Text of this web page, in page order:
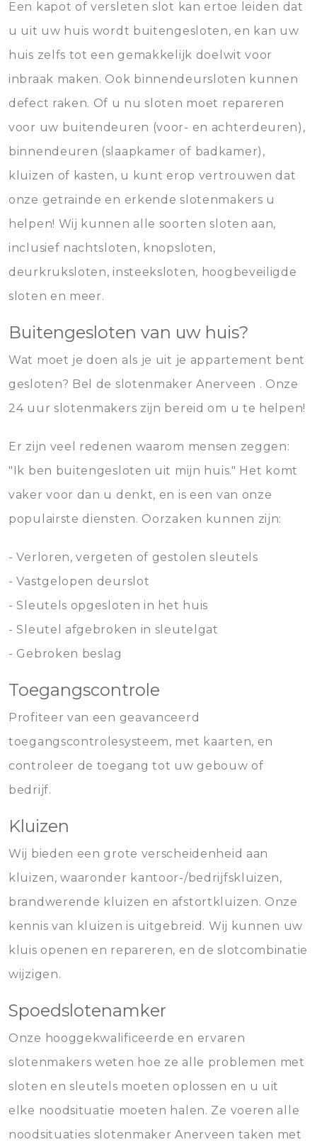
Een kapot of versleten slot kan ertoe leiden dat
u uit uw huis wordt buitengesloten, en kan uw
huis zelfs tot een gemakkelijk doelwit voor
inbraak maken. Ook binnendeursloten kunnen
defect raken. Of u nu sloten moet repareren
voor uw buitendeuren (voor- en achterdeuren),
binnendeuren (slaapkamer of badkamer),
kluizen of kasten, u kunt erop vertrouwen dat
onze getrainde en erkende slotenmakers u
helpen! Wij kunnen alle soorten sloten aan,
inclusief nachtsloten, knopsloten,
deurkruksloten, insteeksloten, hoogbeveiligde
sloten en meer.
Buitengesloten van uw huis?
Wat moet je doen als je uit je appartement bent
gesloten? Bel de slotenmaker Anerveen . Onze
24 uur slotenmakers zijn bereid om u te helpen!
Er zijn veel redenen waarom mensen zeggen:
"Ik ben buitengesloten uit mijn huis." Het komt
vaker voor dan u denkt, en is een van onze
populairste diensten. Oorzaken kunnen zijn:
- Verloren, vergeten of gestolen sleutels
- Vastgelopen deurslot
- Sleutels opgesloten in het huis
- Sleutel afgebroken in sleutelgat
- Gebroken beslag
Toegangscontrole
Profiteer van een geavanceerd
toegangscontrolesysteem, met kaarten, en
controleer de toegang tot uw gebouw of
bedrijf.
Kluizen
Wij bieden een grote verscheidenheid aan
kluizen, waaronder kantoor-/bedrijfskluizen,
brandwerende kluizen en afstortkluizen. Onze
kennis van kluizen is uitgebreid. Wij kunnen uw
kluis openen en repareren, en de slotcombinatie
wijzigen.
Spoedslotenamker
Onze hooggekwalificeerde en ervaren
slotenmakers weten hoe ze alle problemen met
sloten en sleutels moeten oplossen en u uit
elke noodsituatie moeten halen. Ze voeren alle
noodsituaties slotenmaker Anerveen taken met